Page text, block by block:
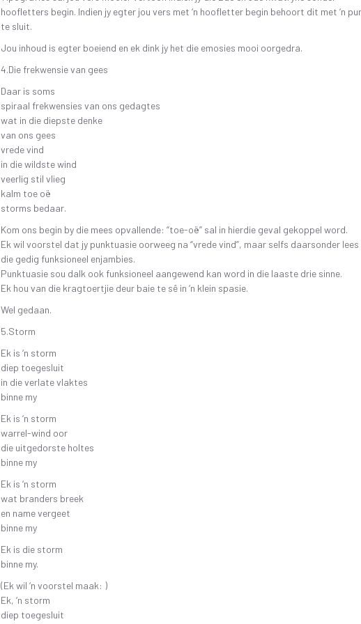
hoofletters begin. Indien jy egter jou vers met ‘n hoofletter begin behoort dit met ‘n
te sluit.
Jou inhoud is egter boeiend en ek dink jy het die emosies mooi oorgedra.
4.Die frekwensie van gees
Daar is soms
spiraal frekwensies van ons gedagtes
wat in die diepste denke
van ons gees
vrede vind
in die wildste wind
veerlig stil vlieg
kalm toe oë
storms bedaar.
Kom ons begin by die mees opvallende: “toe-oë” sal in hierdie geval gekoppel word.
Ek wil voorstel dat jy punktuasie oorweeg na “vrede vind”, maar selfs daarsonder lees
die gedig funksioneel enjambies.
Punktuasie sou dalk ook funksioneel aangewend kan word in die laaste drie sinne.
Ek hou van die kragtoertjie deur baie te sê in ‘n klein spasie.
Wel gedaan.
5.Storm
Ek is ‘n storm
diep toegesluit
in die verlate vlaktes
binne my
Ek is ‘n storm
warrel-wind oor
die uitgedorste holtes
binne my
Ek is ‘n storm
wat branders breek
en name vergeet
binne my
Ek is die storm
binne my.
(Ek wil ‘n voorstel maak: )
Ek, ‘n storm
diep toegesluit